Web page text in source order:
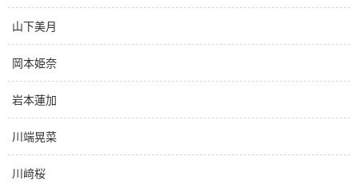
山下美月
岡本姫奈
岩本蓮加
川端晃菜
川﨑桜